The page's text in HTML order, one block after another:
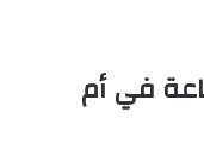
في أم